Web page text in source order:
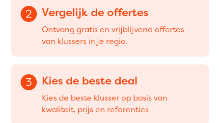
2 Vergelijk de offertes
Ontvang gratis en vrijblijvend offertes
van klussers in je regio.
3 Kies de beste deal
Kies de beste klusser op basis van
kwaliteit, prijs en referenties